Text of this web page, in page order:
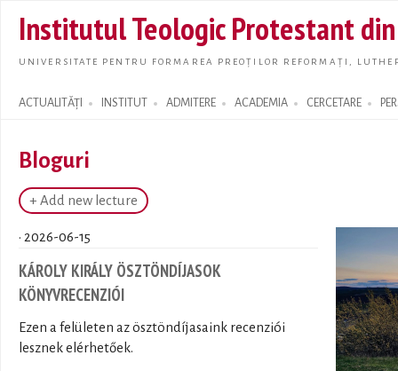
main
Institutul Teologic Protestant
UNIVERSITATE PENTRU FORMAREA PREOȚILOR REFORMAȚI,
ACTUALITĂȚI INSTITUT ADMITERE ACADEMIA CERCETARE
Search form
Bloguri
+ Add new lecture
· 2026-06-15
KÁROLY KIRÁLY ÖSZTÖNDÍJASOK
KÖNYVRECENZIÓI
Ezen a felületen az ösztöndíjasaink recenziói
lesznek elérhetőek.